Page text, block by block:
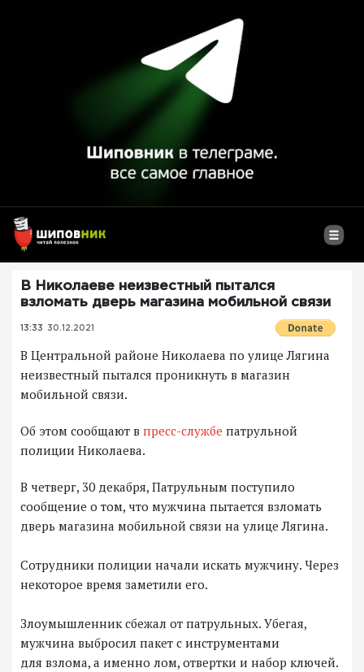
В Николаеве неизвестный пытался
взломать дверь магазина мобильной связи
13:33 30.12.2021
В Центральной районе Николаева по улице Лягина
неизвестный пытался проникнуть в магазин
мобильной связи.
Об этом сообщают в пресс-службе патрульной
полиции Николаева.
В четверг, 30 декабря, Патрульным поступило
сообщение о том, что мужчина пытается взломать
дверь магазина мобильной связи на улице Лягина.
Сотрудники полиции начали искать мужчину. Через
некоторое время заметили его.
Злоумышленник сбежал от патрульных. Убегая,
мужчина выбросил пакет с инструментами
для взлома, а именно лом, отвертки и набор ключей.